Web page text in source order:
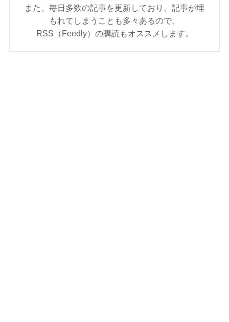
また、毎日多数の記事を更新しており、記事が埋
もれてしまうことも多々あるので、
RSS（Feedly）の購読もオススメします。